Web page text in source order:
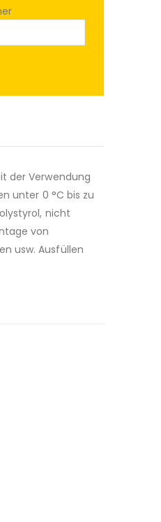
der Verwendung
unter 0 °C bis zu
nicht
von
usw. Ausfüllen